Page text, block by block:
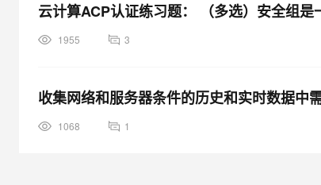
云计算ACP认证练习题： （多选）安全组
1955 3
收集网络和服务器条件的历史和实时数据中
1068 1